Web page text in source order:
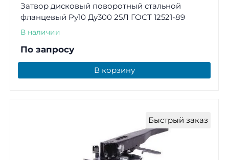
Затвор дисковый поворотный стальной
фланцевый Ру10 Ду300 25Л ГОСТ 12521-89
В наличии
По запросу
В корзину
Быстрый заказ